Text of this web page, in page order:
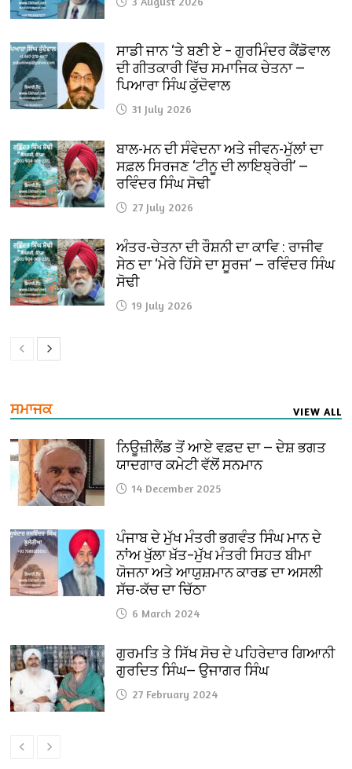
ਸਾਡੀ ਜਾਨ ‘ਤੇ ਬਣੀ ਏ – ਗੁਰਮਿੰਦਰ ਕੈਂਡੋਵਾਲ
ਦੀ ਗੀਤਕਾਰੀ ਵਿੱਚ ਸਮਾਜਿਕ ਚੇਤਨਾ —
ਪਿਆਰਾ ਸਿੰਘ ਕੁੱਦੋਵਾਲ
31 July 2026
ਬਾਲ-ਮਨ ਦੀ ਸੰਵੇਦਨਾ ਅਤੇ ਜੀਵਨ-ਮੁੱਲਾਂ ਦਾ
ਸਫ਼ਲ ਸਿਰਜਣ ‘ਟੀਨੂ ਦੀ ਲਾਇਬ੍ਰੇਰੀ’ —
ਰਵਿੰਦਰ ਸਿੰਘ ਸੋਢੀ
27 July 2026
ਅੰਤਰ-ਚੇਤਨਾ ਦੀ ਰੌਸ਼ਨੀ ਦਾ ਕਾਵਿ : ਰਾਜੀਵ
ਸੇਠ ਦਾ ‘ਮੇਰੇ ਹਿੱਸੇ ਦਾ ਸੂਰਜ’ — ਰਵਿੰਦਰ ਸਿੰਘ
ਸੋਢੀ
19 July 2026
ਸਮਾਜਕ VIEW ALL
ਨਿਊਜ਼ੀਲੈਂਡ ਤੋਂ ਆਏ ਵਫ਼ਦ ਦਾ — ਦੇਸ਼ ਭਗਤ
ਯਾਦਗਾਰ ਕਮੇਟੀ ਵੱਲੋਂ ਸਨਮਾਨ
14 December 2025
ਪੰਜਾਬ ਦੇ ਮੁੱਖ ਮੰਤਰੀ ਭਗਵੰਤ ਸਿੰਘ ਮਾਨ ਦੇ
ਨਾਂਅ ਖੁੱਲਾ ਖ਼ੱਤ–ਮੁੱਖ ਮੰਤਰੀ ਸਿਹਤ ਬੀਮਾ
ਯੋਜਨਾ ਅਤੇ ਆਯੁਸ਼ਮਾਨ ਕਾਰਡ ਦਾ ਅਸਲੀ
ਸੱਚ-ਕੱਚ ਦਾ ਚਿੱਠਾ
6 March 2024
ਗੁਰਮਤਿ ਤੇ ਸਿੱਖ ਸੋਚ ਦੇ ਪਹਿਰੇਦਾਰ ਗਿਆਨੀ
ਗੁਰਦਿਤ ਸਿੰਘ— ਉਜਾਗਰ ਸਿੰਘ
27 February 2024